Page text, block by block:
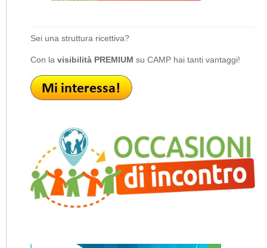
Sei una struttura ricettiva?
Con la visibilità PREMIUM su CAMP hai tanti vantaggi!